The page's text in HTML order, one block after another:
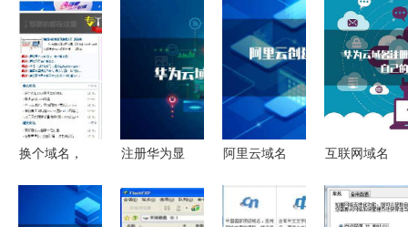
换个域名，
墅？互联网
注册华为显
险” 互联网
阿里云域名
服务 一站
互联网域名
数字时代的